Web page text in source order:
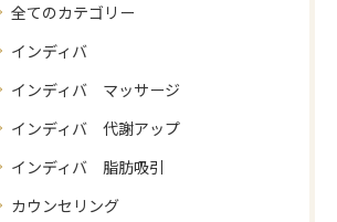
全てのカテゴリー
インディバ
インディバ マッサージ
インディバ 代謝アップ
インディバ 脂肪吸引
カウンセリング